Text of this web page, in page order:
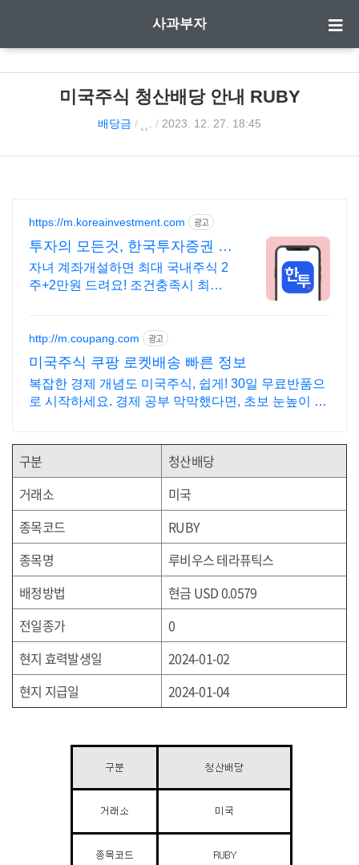
사과부자
미국주식 청산배당 안내 RUBY
배당금 / / 2023. 12. 27. 18:45
https://m.koreainvestment.com 광고
투자의 모든것, 한국투자증권 한
국투자증권이 처음이라면?
자녀 계좌개설하면 최대 국내주식 2
주+2만원 드려요! 조건충족시 최대
http://m.coupang.com 광고
미국주식 쿠팡 로켓배송 빠른 정보
복잡한 경제 개념도 미국주식, 쉽게! 30일 무료반품으
로 시작하세요. 경제 공부 막막했다면, 초보 눈높이 책
구분
청산배당
거래소
미국
종목코드
RUBY
종목명
루비우스 테라퓨틱스
배정방법
현금 USD 0.0579
전일종가
0
현지 효력발생일
2024-01-02
현지 지급일
2024-01-04